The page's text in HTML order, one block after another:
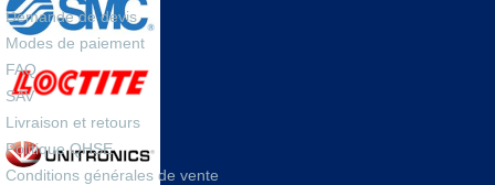
Demande de devis
Modes de paiement
FAQ
SAV
Livraison et retours
Politique QHSE
Conditions générales de vente